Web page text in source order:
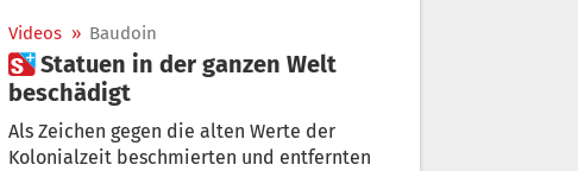
Videos » Baudoin
 Statuen in der ganzen Welt
beschädigt
Als Zeichen gegen die alten Werte der
Kolonialzeit beschmierten und entfernten